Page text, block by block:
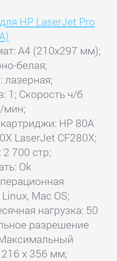
HP LaserJet Pro
A4 (210x297 мм);
белая;
лазерная;
1; Скорость ч/б
мин;
HP 80A
LaserJet CF280X;
700 стр;
Ok
Mac OS;
нагрузка: 50
разрешение
216 x 356 мм;